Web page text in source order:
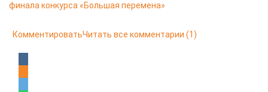
финала конкурса «Большая перемена»
КомментироватьЧитать все комментарии (1)